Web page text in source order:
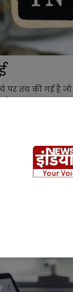
तय की गई है
है। यह बढ़ोतरी
जानें अंतिम
325 से 365 रुपये
मार्केट में